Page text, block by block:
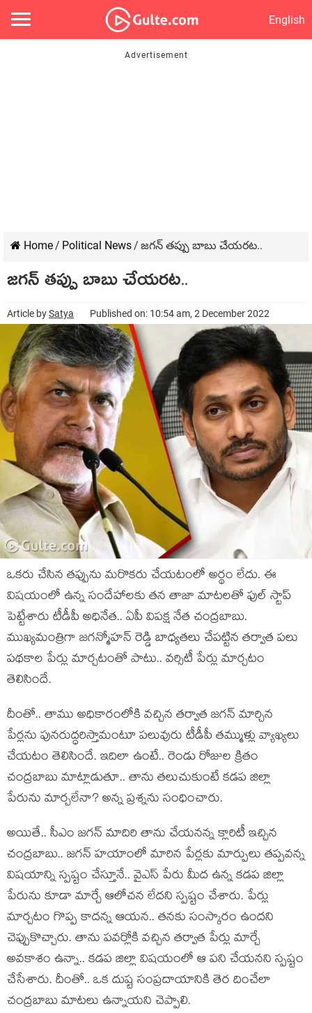
English
Home/ Political News/ జగన్ తప్పు బాబు చేయరట..
జగన్ తప్పు బాబు చేయరట..
Article bySatya Published on: 10:54 am, 2 December 2022
ఒకరు చేసిన తప్పును మరొకరు చేయటంలో అర్థం లేదు. ఈ
విషయంలో ఉన్న సందేహాలకు తన తాజా మాటలతో ఫుల్ స్టాప్
పెట్టేశారు టీడీపీ అధినేత.. ఏపీ విపక్ష నేత చంద్రబాబు.
ముఖ్యమంత్రిగా జగన్మోహన్ రెడ్డి బాధ్యతలు చేపట్టిన తర్వాత పలు
పథకాల పేర్లు మార్చటంతో పాటు.. వర్సిటీ పేర్లు మార్చటం
తెలిసిందే.
దీంతో.. తాము అధికారంలోకి వచ్చిన తర్వాత జగన్ మార్చిన
పేర్లను పునరుద్ధరిస్తామంటూ పలువురు టీడీపీ తమ్ముళ్లు వ్యాఖ్యలు
చేయటం తెలిసిందే. ఇదిలా ఉంటే.. రెండు రోజుల క్రితం
చంద్రబాబు మాట్లాడుతూ.. తాను తలుచుకుంటే కడప జిల్లా
పేరును మార్చలేనా? అన్న ప్రశ్నను సంధించారు.
అయితే.. సీఎం జగన్ మాదిరి తాను చేయనన్న క్లారిటీ ఇచ్చిన
చంద్రబాబు.. జగన్ హయాంలో మారిన పేర్లకు మార్పులు తప్పవన్న
విషయాన్ని స్పష్టం చేస్తూనే.. వైఎస్ పేరు మీద ఉన్న కడప జిల్లా
పేరును కూడా మార్చే ఆలోచన లేదని స్పష్టం చేశారు. పేర్లు
మార్చటం గొప్ప కాదన్న ఆయన.. తనకు సంస్కారం ఉందని
చెప్పుకొచ్చారు. తాను పవర్లోకి వచ్చిన తర్వాత పేర్లు మార్చే
అవకాశం ఉన్నా.. కడప జిల్లా విషయంలో ఆ పని చేయనని స్పష్టం
చేసేశారు. దీంతో.. ఒక దుష్ట సంప్రదాయానికి తెర దించేలా
చంద్రబాబు మాటలు ఉన్నాయని చెప్పాలి.